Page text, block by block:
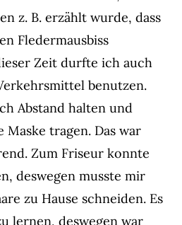
z. B. erzählt wurde, dass
Fledermausbiss
Zeit durfte ich auch
benutzen.
Abstand halten und
Maske tragen. Das war
Zum Friseur konnte
deswegen musste mir
zu Hause schneiden. Es
lernen, deswegen war